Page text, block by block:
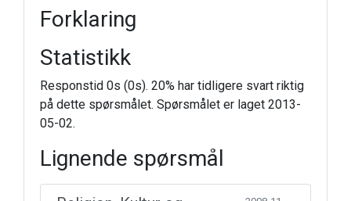
Forklaring
Statistikk
Responstid 0s (0s). 20% har tidligere svart riktig
på dette spørsmålet. Spørsmålet er laget 2013-
05-02.
Lignende spørsmål